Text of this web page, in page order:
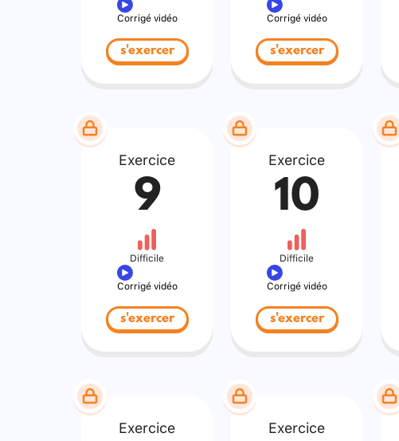
Corrigé vidéo
s'exercer
Corrigé vidéo
s'exercer
Exercice
9
Difficile
Corrigé vidéo
s'exercer
Exercice
10
Difficile
Corrigé vidéo
s'exercer
Exercice Exercice